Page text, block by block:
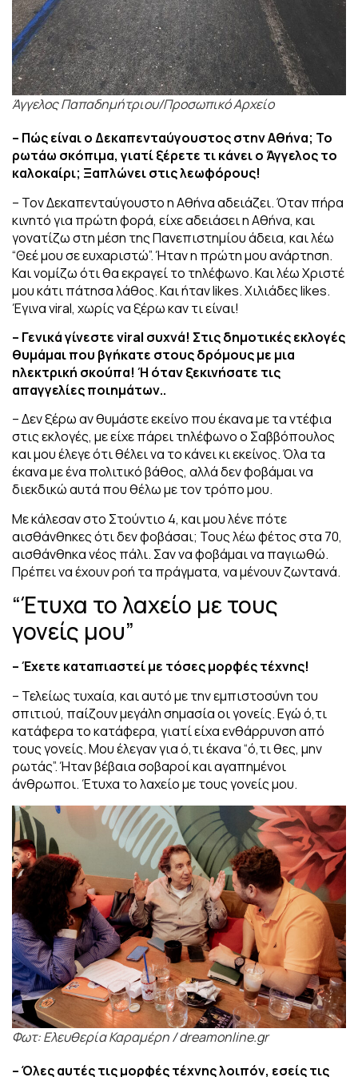
Άγγελος Παπαδημήτριου/Προσωπικό Αρχείο
– Πώς είναι ο Δεκαπενταύγουστος στην Αθήνα; Το
ρωτάω σκόπιμα, γιατί ξέρετε τι κάνει ο Άγγελος το
καλοκαίρι; Ξαπλώνει στις λεωφόρους!
– Τον Δεκαπενταύγουστο η Αθήνα αδειάζει. Όταν πήρα
κινητό για πρώτη φορά, είχε αδειάσει η Αθήνα, και
γονατίζω στη μέση της Πανεπιστημίου άδεια, και λέω
“Θεέ μου σε ευχαριστώ”. Ήταν η πρώτη μου ανάρτηση.
Και νομίζω ότι θα εκραγεί το τηλέφωνο. Και λέω Χριστέ
μου κάτι πάτησα λάθος. Και ήταν likes. Χιλιάδες likes.
Έγινα viral, χωρίς να ξέρω καν τι είναι!
– Γενικά γίνεστε viral συχνά! Στις δημοτικές εκλογές
θυμάμαι που βγήκατε στους δρόμους με μια
ηλεκτρική σκούπα! Ή όταν ξεκινήσατε τις
απαγγελίες ποιημάτων..
– Δεν ξέρω αν θυμάστε εκείνο που έκανα με τα ντέφια
στις εκλογές, με είχε πάρει τηλέφωνο ο Σαββόπουλος
και μου έλεγε ότι θέλει να το κάνει κι εκείνος. Όλα τα
έκανα με ένα πολιτικό βάθος, αλλά δεν φοβάμαι να
διεκδικώ αυτά που θέλω με τον τρόπο μου.
Με κάλεσαν στο Στούντιο 4, και μου λένε πότε
αισθάνθηκες ότι δεν φοβάσαι; Τους λέω φέτος στα 70,
αισθάνθηκα νέος πάλι. Σαν να φοβάμαι να παγιωθώ.
Πρέπει να έχουν ροή τα πράγματα, να μένουν ζωντανά.
“Έτυχα το λαχείο με τους
γονείς μου”
– Έχετε καταπιαστεί με τόσες μορφές τέχνης!
– Τελείως τυχαία, και αυτό με την εμπιστοσύνη του
σπιτιού, παίζουν μεγάλη σημασία οι γονείς. Εγώ ό,τι
κατάφερα το κατάφερα, γιατί είχα ενθάρρυνση από
τους γονείς. Μου έλεγαν για ό,τι έκανα “ό,τι θες, μην
ρωτάς”. Ήταν βέβαια σοβαροί και αγαπημένοι
άνθρωποι. Έτυχα το λαχείο με τους γονείς μου.
Φωτ: Ελευθερία Καραμέρη / dreamonline.gr
– Όλες αυτές τις μορφές τέχνης λοιπόν, εσείς τις